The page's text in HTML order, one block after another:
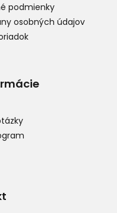
podmienky
osobných údajov